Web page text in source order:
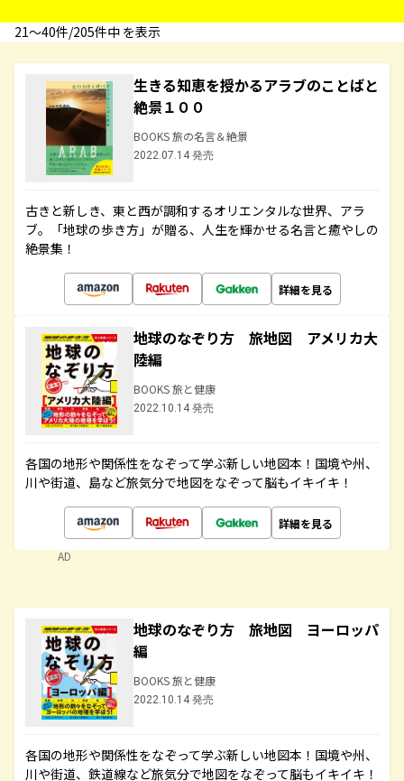
21〜40件/205件中 を表示
生きる知恵を授かるアラブのことばと
絶景１００
BOOKS 旅の名言＆絶景
2022.07.14 発売
古きと新しき、東と西が調和するオリエンタルな世界、アラ
ブ。「地球の歩き方」が贈る、人生を輝かせる名言と癒やしの
絶景集！
詳細を見る
地球のなぞり方 旅地図 アメリカ大
陸編
BOOKS 旅と健康
2022.10.14 発売
各国の地形や関係性をなぞって学ぶ新しい地図本！国境や州、
川や街道、島など旅気分で地図をなぞって脳もイキイキ！
詳細を見る
AD
地球のなぞり方 旅地図 ヨーロッパ
編
BOOKS 旅と健康
2022.10.14 発売
各国の地形や関係性をなぞって学ぶ新しい地図本！国境や州、
川や街道、鉄道線など旅気分で地図をなぞって脳もイキイキ！